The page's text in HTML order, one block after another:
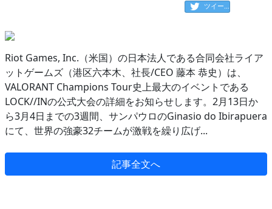
ツイート
Riot Games, Inc.（米国）の日本法人である合同会社ライア
ットゲームズ（港区六本木、社長/CEO 藤本 恭史）は、
VALORANT Champions Tour史上最大のイベントである
LOCK//INの公式大会の詳細をお知らせします。2月13日か
ら3月4日までの3週間、サンパウロのGinasio do Ibirapuera
にて、世界の強豪32チームが激戦を繰り広げ...
記事全文へ